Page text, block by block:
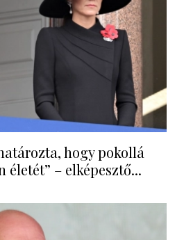
hogy pokollá
életét” – elképesztő...